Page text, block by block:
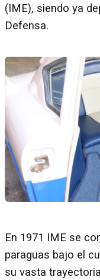
(IME), siendo ya
Defensa.
En 1971 IME se
paraguas bajo el
su vasta